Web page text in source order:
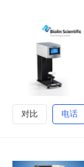
对比 电话